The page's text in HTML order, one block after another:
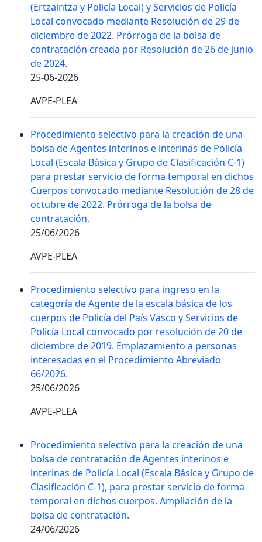
(Ertzaintza y Policía Local) y Servicios de Policía
Local convocado mediante Resolución de 29 de
diciembre de 2022. Prórroga de la bolsa de
contratación creada por Resolución de 26 de junio
de 2024.
25-06-2026
AVPE-PLEA
Procedimiento selectivo para la creación de una
bolsa de Agentes interinos e interinas de Policía
Local (Escala Básica y Grupo de Clasificación C-1)
para prestar servicio de forma temporal en dichos
Cuerpos convocado mediante Resolución de 28 de
octubre de 2022. Prórroga de la bolsa de
contratación.
25/06/2026
AVPE-PLEA
Procedimiento selectivo para ingreso en la
categoría de Agente de la escala básica de los
cuerpos de Policía del País Vasco y Servicios de
Policía Local convocado por resolución de 20 de
diciembre de 2019. Emplazamiento a personas
interesadas en el Procedimiento Abreviado
66/2026.
25/06/2026
AVPE-PLEA
Procedimiento selectivo para la creación de una
bolsa de contratación de Agentes interinos e
interinas de Policía Local (Escala Básica y Grupo de
Clasificación C-1), para prestar servicio de forma
temporal en dichos cuerpos. Ampliación de la
bolsa de contratación.
24/06/2026